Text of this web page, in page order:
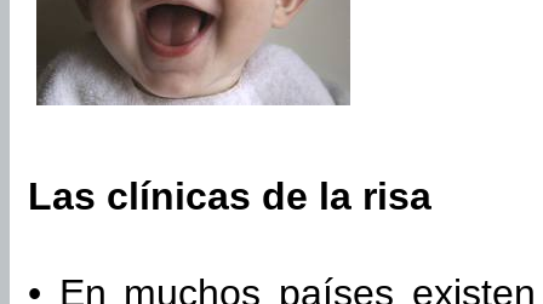
Las clínicas de la risa
• En muchos países